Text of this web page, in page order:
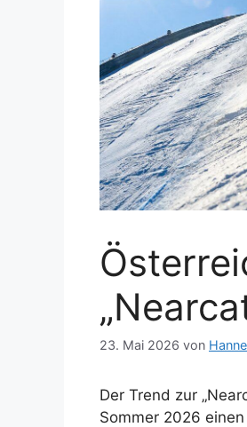
23. Mai 2026 von
Der Trend zur
Sommer 2026